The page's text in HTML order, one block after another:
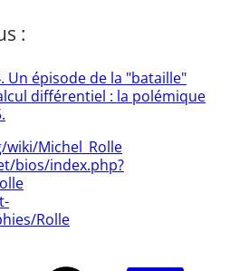
:
Un épisode de la "bataille"
différentiel : la polémique
Michel_Rolle
bios/index.php?
Rolle